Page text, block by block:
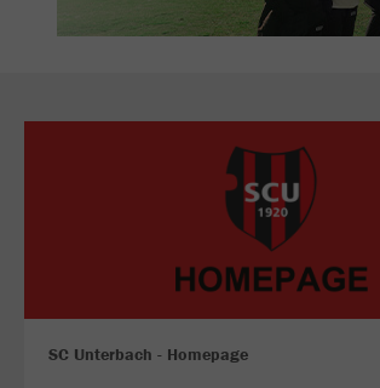
SC Unterbach - Homepage